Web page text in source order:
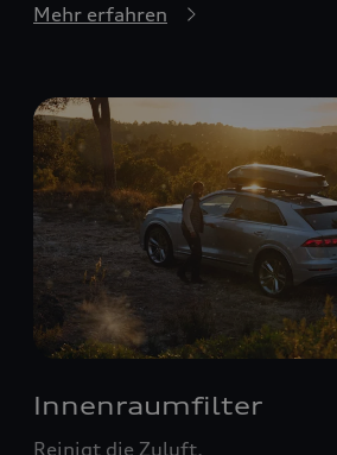
Mehr erfahren
Innenraumfilter
Reinigt die Zuluft.